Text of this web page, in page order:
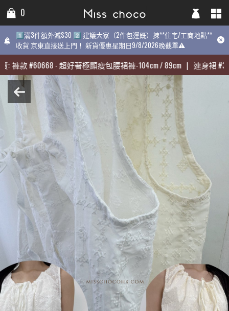
0
1️⃣滿3件額外減$30 2️⃣ 建議大家（2件包運既）揀**住宅/工商地點**
收貨 京東直接送上門！ 新貨優惠星期日9/8/2026晚截單⚠️
褲款#60668-超好著極顯瘦包腰裙褲-104cm / 89cm | 連身裙#
0
1️⃣滿3件額外減$30 2️⃣ 建議大家（2件包運既）揀**住宅/工商地點**
收貨 京東直接送上門！ 新貨優惠星期日9/8/2026晚截單⚠️
褲款#60668-超好著極顯瘦包腰裙褲-104cm / 89cm | 連身裙#
1️⃣滿3件額外減$30 2️⃣ 建議大家（2件包運既）揀**住宅/工商地點**
9/8/2026晚截單⚠️
最熱賣: 褲款#60668-超好著極顯瘦包腰裙褲-104cm / 89cm | 連